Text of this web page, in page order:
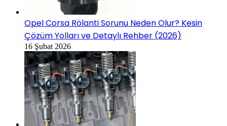
Opel Corsa Rölanti Sorunu Neden Olur? Kesin
Çözüm Yolları ve Detaylı Rehber (2026)
16 Şubat 2026